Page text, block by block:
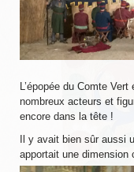
Test d’un sac de transport
L’abbaye de Tintern
TUTORIELS
Braies non cousues
L’épopée du Comte
nombreux acteurs et
encore dans la tête !
Il y avait bien sûr aussi
apportait une dimension